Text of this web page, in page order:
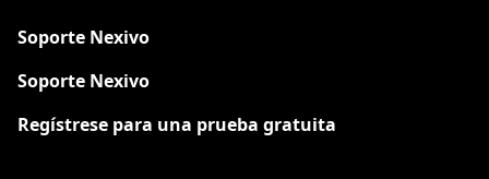
Soporte Nexivo
Soporte Nexivo
Regístrese para una prueba gratuita